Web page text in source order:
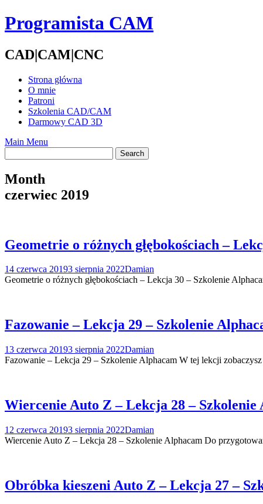
Skip
to
Programista CAM
CAD|CAM|CNC
Strona główna
O mnie
Patroni
Szkolenia CAD/CAM
Darmowy CAD 3D
Main Menu
Month
czerwiec 2019
Geometrie o różnych głębokościach –
14 czerwca 20193 sierpnia 2022Damian
Geometrie o różnych głębokościach – Lekcja 30 – Szkolenie
Fazowanie – Lekcja 29 – Szkolenie
13 czerwca 20193 sierpnia 2022Damian
Fazowanie – Lekcja 29 – Szkolenie Alphacam W tej lekcji
Wiercenie Auto Z – Lekcja 28 – Szkolenie
12 czerwca 20193 sierpnia 2022Damian
Wiercenie Auto Z – Lekcja 28 – Szkolenie Alphacam Do
Obróbka kieszeni Auto Z – Lekcja 27 –